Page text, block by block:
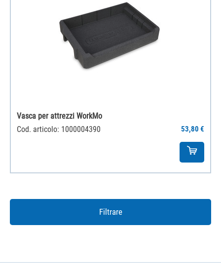
Vasca per attrezzi WorkMo
Cod. articolo: 1000004390
53,80 €
Filtrare